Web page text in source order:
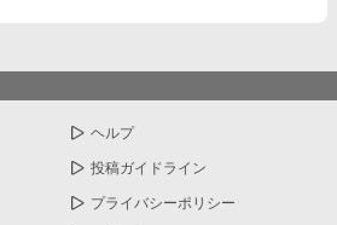
ヘルプ
投稿ガイドライン
プライバシーポリシー